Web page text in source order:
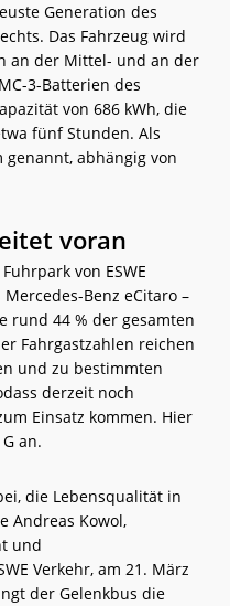
Generation des
Das Fahrzeug wird
an der Mittel- und an der
3-Batterien des
von 686 kWh, die
fünf Stunden. Als
abhängig von
voran
von ESWE
Benz eCitaro –
rund 44 % der gesamten
Fahrgastzahlen reichen
und zu bestimmten
derzeit noch
Einsatz kommen. Hier
an.
die Lebensqualität in
Andreas Kowol,
und
Verkehr, am 21. März
der Gelenkbus die